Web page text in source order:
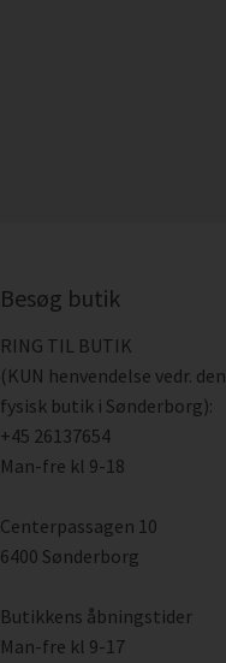
Besøg butik
RING TIL BUTIK
(KUN henvendelse vedr. den
fysisk butik i Sønderborg):
+45 26137654
Man-fre kl 9-18
Centerpassagen 10
6400 Sønderborg
Butikkens åbningstider
Man-fre kl 9-17